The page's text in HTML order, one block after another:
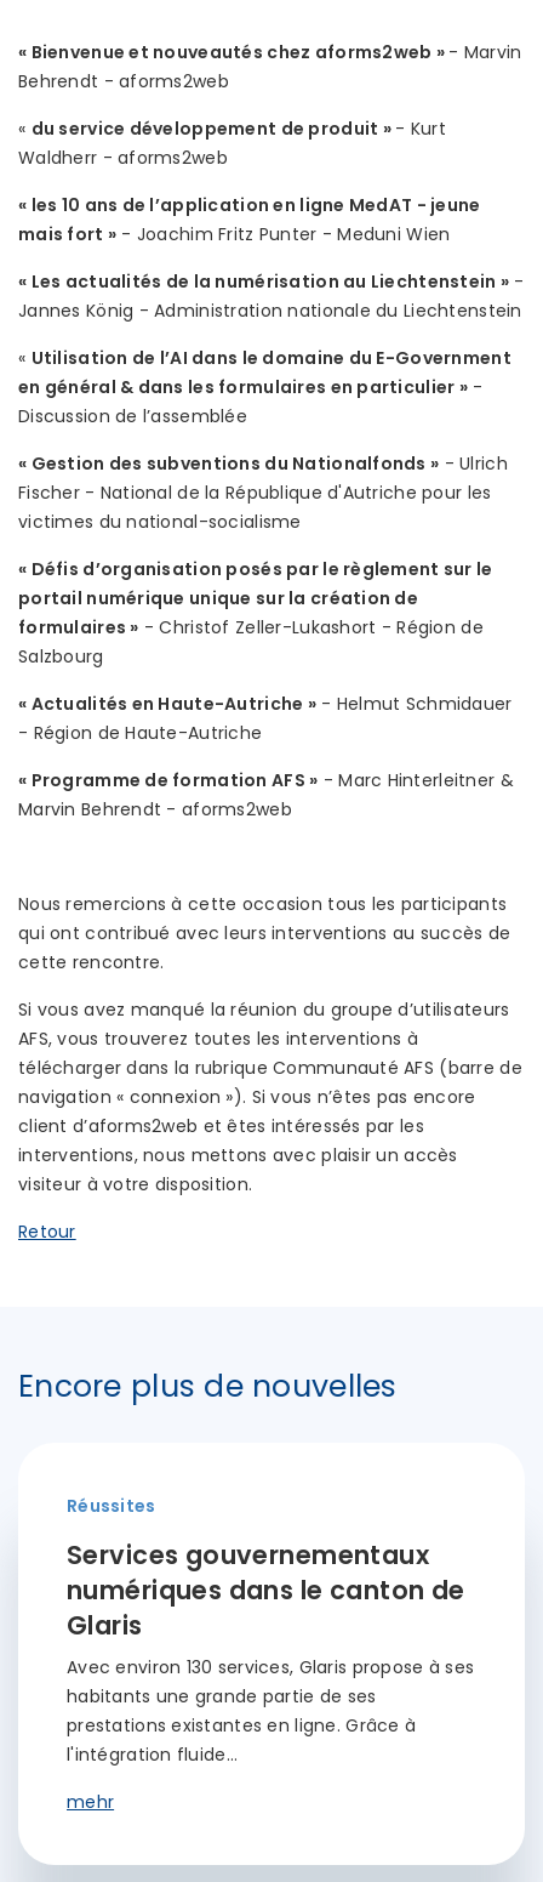
« Bienvenue et nouveautés chez aforms2web » - Marvin
Behrendt - aforms2web
« du service développement de produit » - Kurt
Waldherr - aforms2web
« les 10 ans de l’application en ligne MedAT - jeune
mais fort » - Joachim Fritz Punter - Meduni Wien
« Les actualités de la numérisation au Liechtenstein » -
Jannes König - Administration nationale du Liechtenstein
« Utilisation de l’AI dans le domaine du E-Government
en général & dans les formulaires en particulier » -
Discussion de l’assemblée
« Gestion des subventions du Nationalfonds » - Ulrich
Fischer - National de la République d'Autriche pour les
victimes du national-socialisme
« Défis d’organisation posés par le règlement sur le
portail numérique unique sur la création de
formulaires » - Christof Zeller-Lukashort - Région de
Salzbourg
« Actualités en Haute-Autriche »- Helmut Schmidauer
- Région de Haute-Autriche
« Programme de formation AFS » - Marc Hinterleitner &
Marvin Behrendt - aforms2web
Nous remercions à cette occasion tous les participants
qui ont contribué avec leurs interventions au succès de
cette rencontre.
Si vous avez manqué la réunion du groupe d’utilisateurs
AFS, vous trouverez toutes les interventions à
télécharger dans la rubrique Communauté AFS (barre de
navigation « connexion »). Si vous n’êtes pas encore
client d’aforms2web et êtes intéressés par les
interventions, nous mettons avec plaisir un accès
visiteur à votre disposition.
Retour
Encore plus de nouvelles
Réussites
Services gouvernementaux
numériques dans le canton de
Glaris
Avec environ 130 services, Glaris propose à ses
habitants une grande partie de ses
prestations existantes en ligne. Grâce à
l'intégration fluide…
mehr